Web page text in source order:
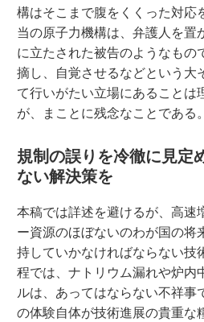
構はそこまで腹をくくった対応
当の原子力機構は、弁護人を置
に立たされた被告のようなもの
摘し、自覚させるなどという大
て行いがたい立場にあることは
が、まことに残念なことである。
規制の誤りを冷徹に見定
ない解決策を
本稿では詳述を避けるが、高速
ー資源のほぼないのわが国の将
持していかなければならない技
程では、ナトリウム漏れや炉内
ルは、あってはならない不祥事
の体験自体が技術進展の貴重な